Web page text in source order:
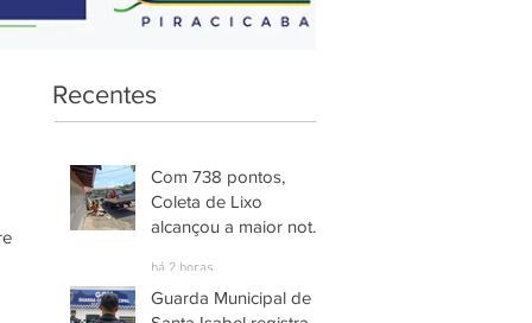
Recentes
Com 738 pontos,
Coleta de Lixo
alcançou a maior nota
avaliados em
Piracicaba
há 2 horas
Guarda Municipal de